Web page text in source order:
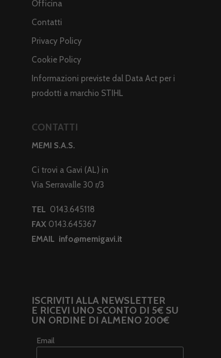
Officina
Contatti
Privacy Policy
Cookie Policy
Informazioni previste dal Data Act per i
prodotti a marchio STIHL
CONTATTI
MEMI S.A.S.
Ci trovi a Gavi (AL) in
Via Serravalle 30 r/3
TEL 0143.645118
FAX 0143.645367
EMAIL info@memigavi.it
ISCRIVITI ALLA NEWSLETTER
E RICEVI UNO SCONTO DI 5€ SU
UN ORDINE DI ALMENO 200€
Email